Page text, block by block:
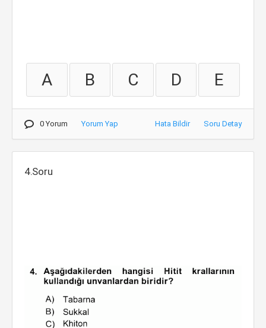
A B C D E
0 Yorum Yorum Yap Hata Bildir Soru Detay
4.Soru